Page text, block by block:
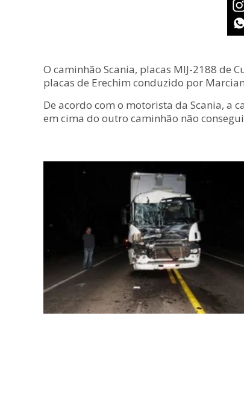
O caminhão Scania, placas MIJ-2188 de
placas de Erechim conduzido por
De acordo com o motorista da Scania, a
em cima do outro caminhão não